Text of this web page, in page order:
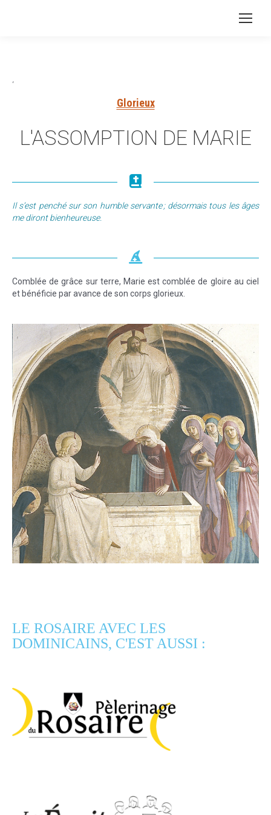
‘
Glorieux
L'ASSOMPTION DE MARIE
Il s’est penché sur son humble servante ; désormais tous les âges
me diront bienheureuse.
Comblée de grâce sur terre, Marie est comblée de gloire au ciel
et bénéficie par avance de son corps glorieux.
LE ROSAIRE AVEC LES
DOMINICAINS, C'EST AUSSI :